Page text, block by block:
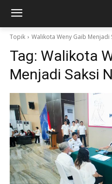
Topik Walikota Weny Gaib Menjadi
Tag: Walikota
Menjadi Saksi